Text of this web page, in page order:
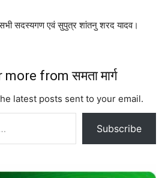
सभी सदस्यगण एवं सुपुत्र शांतनु शरद यादव।
from समता मार्ग
latest posts sent to your email.
Subscribe